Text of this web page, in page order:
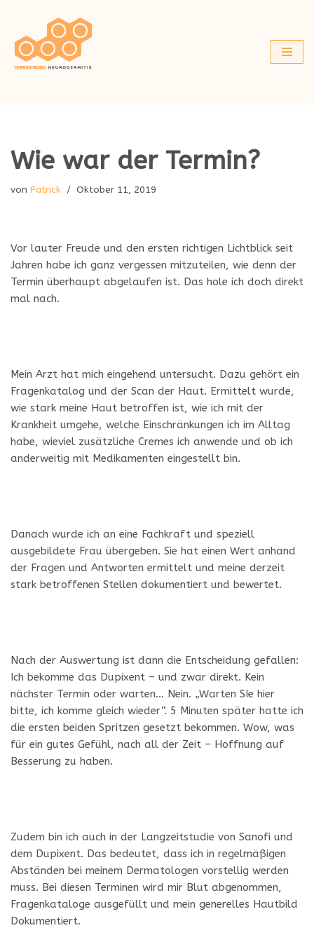
Zum
Inhalt
springen
Wie war der Termin?
von Patrick Oktober 11, 2019
Vor lauter Freude und den ersten richtigen Lichtblick seit
Jahren habe ich ganz vergessen mitzuteilen, wie denn der
Termin überhaupt abgelaufen ist. Das hole ich doch direkt
mal nach.
Mein Arzt hat mich eingehend untersucht. Dazu gehört ein
Fragenkatalog und der Scan der Haut. Ermittelt wurde,
wie stark meine Haut betroffen ist, wie ich mit der
Krankheit umgehe, welche Einschränkungen ich im Alltag
habe, wieviel zusätzliche Cremes ich anwende und ob ich
anderweitig mit Medikamenten eingestellt bin.
Danach wurde ich an eine Fachkraft und speziell
ausgebildete Frau übergeben. Sie hat einen Wert anhand
der Fragen und Antworten ermittelt und meine derzeit
stark betroffenen Stellen dokumentiert und bewertet.
Nach der Auswertung ist dann die Entscheidung gefallen:
Ich bekomme das Dupixent – und zwar direkt. Kein
nächster Termin oder warten… Nein. „Warten SIe hier
bitte, ich komme gleich wieder“. 5 Minuten später hatte ich
die ersten beiden Spritzen gesetzt bekommen. Wow, was
für ein gutes Gefühl, nach all der Zeit – Hoffnung auf
Besserung zu haben.
Zudem bin ich auch in der Langzeitstudie von Sanofi und
dem Dupixent. Das bedeutet, dass ich in regelmäßigen
Abständen bei meinem Dermatologen vorstellig werden
muss. Bei diesen Terminen wird mir Blut abgenommen,
Fragenkataloge ausgefüllt und mein generelles Hautbild
Dokumentiert.